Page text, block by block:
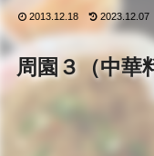
周園３（中華
2013.12.18 2023.12.07